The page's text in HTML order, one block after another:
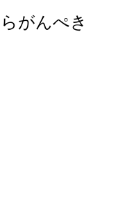
がんぺき